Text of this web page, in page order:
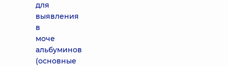
для
выявления
в
моче
альбуминов
(основные